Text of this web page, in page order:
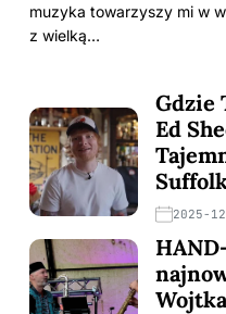
muzyka towarzyszy mi w
z wielką…
Gdzie
Ed
2025-